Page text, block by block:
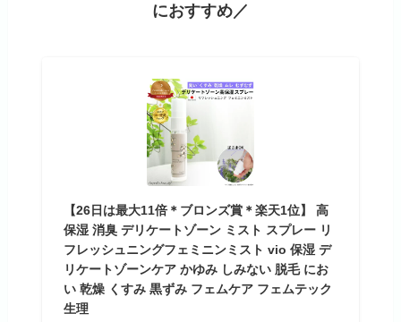
におすすめ／
【26日は最大11倍＊ブロンズ賞＊楽天1位】 高
保湿 消臭 デリケートゾーン ミスト スプレー リ
フレッシュニングフェミニンミスト vio 保湿 デ
リケートゾーンケア かゆみ しみない 脱毛 にお
い 乾燥 くすみ 黒ずみ フェムケア フェムテック
生理